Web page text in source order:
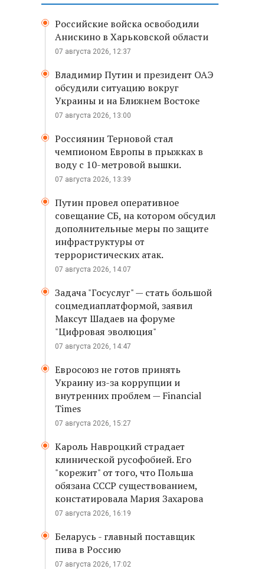
Российские войска освободили
Анискино в Харьковской области
07 августа 2026, 12:37
Владимир Путин и президент ОАЭ
обсудили ситуацию вокруг
Украины и на Ближнем Востоке
07 августа 2026, 13:00
Россиянин Терновой стал
чемпионом Европы в прыжках в
воду с 10-метровой вышки.
07 августа 2026, 13:39
Путин провел оперативное
совещание СБ, на котором обсудил
дополнительные меры по защите
инфраструктуры от
террористических атак.
07 августа 2026, 14:07
Задача "Госуслуг" — стать большой
соцмедиаплатформой, заявил
Максут Шадаев на форуме
"Цифровая эволюция"
07 августа 2026, 14:47
Евросоюз не готов принять
Украину из-за коррупции и
внутренних проблем — Financial
Times
07 августа 2026, 15:27
Кароль Навроцкий страдает
клинической русофобией. Его
"корежит" от того, что Польша
обязана СССР существованием,
констатировала Мария Захарова
07 августа 2026, 16:19
Беларусь - главный поставщик
пива в Россию
07 августа 2026, 17:02